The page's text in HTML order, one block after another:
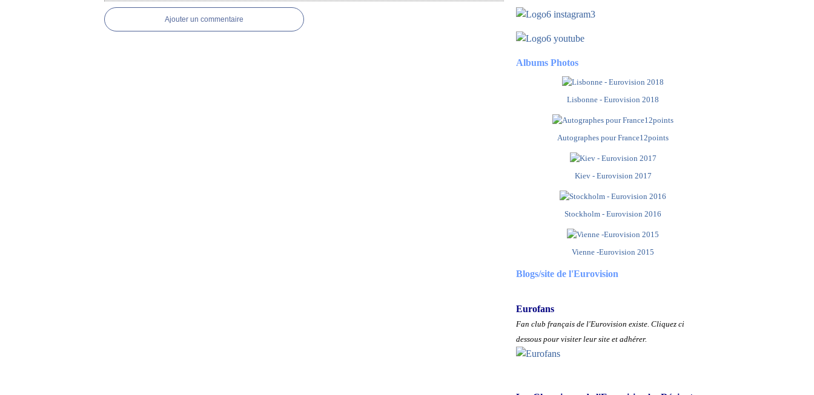
Ajouter un commentaire
Albums Photos
Lisbonne - Eurovision 2018
Autographes pour France12points
Kiev - Eurovision 2017
Stockholm - Eurovision 2016
Vienne -Eurovision 2015
Blogs/site de l'Eurovision
Eurofans
Fan club français de l'Eurovision existe. Cliquez ci
dessous pour visiter leur site et adhérer.